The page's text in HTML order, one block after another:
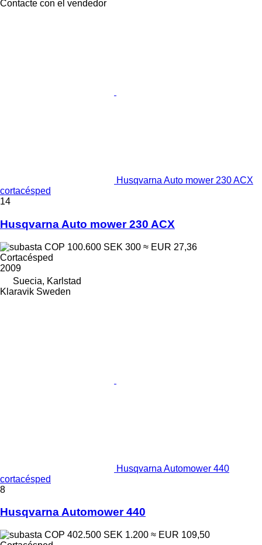
Contacte con el vendedor
Husqvarna Auto mower 230 ACX
cortacésped
14
Husqvarna Auto mower 230 ACX
COP 100.600 SEK 300 ≈ EUR 27,36
Cortacésped
2009
Suecia, Karlstad
Klaravik Sweden
Husqvarna Automower 440
cortacésped
8
Husqvarna Automower 440
COP 402.500 SEK 1.200 ≈ EUR 109,50